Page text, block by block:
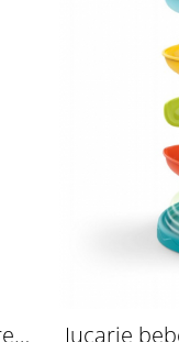
Jucarie